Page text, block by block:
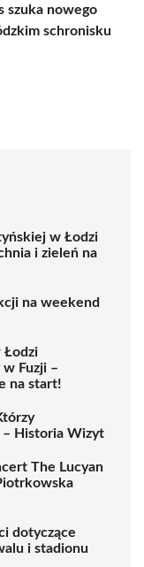
szuka nowego
schronisku
w Łodzi
i zieleń na
na weekend
Łodzi
Fuzji –
na start!
Historia Wizyt
The Lucyan
dotyczące
i stadionu